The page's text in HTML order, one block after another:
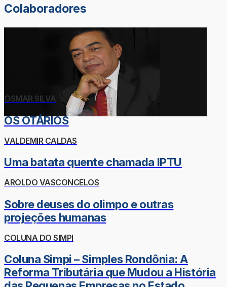
Colaboradores
OSMAR SILVA
OS OTÁRIOS
VALDEMIR CALDAS
Uma batata quente chamada IPTU
AROLDO VASCONCELOS
Sobre deuses do olimpo e outras
projeções humanas
COLUNA DO SIMPI
Coluna Simpi – Simples Rondônia: A
Reforma Tributária que Mudou a História